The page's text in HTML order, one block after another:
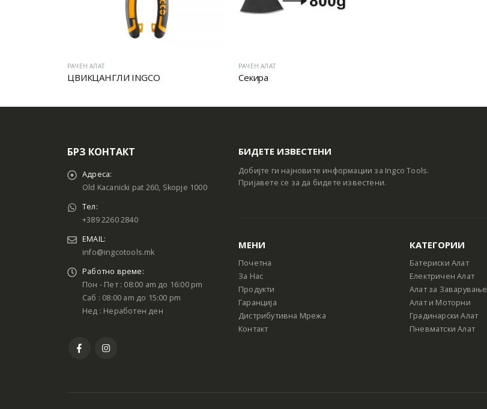
РАЧЕН АЛАТ
ЦВИКЦАНГЛИ INGCO
РАЧЕН АЛАТ
Секира
БРЗ КОНТАКТ
Адреса:
Old Kacanicki pat 260, Skopje 1000
Тел:
+389 2260 2840
EMAIL:
info@ingcotools.mk
Работно време:
Пон - Пет : 08:00 am до 16:00 pm
Саб : 08:00 am до 15:00 pm
Нед : Неработен ден
БИДЕТЕ ИЗВЕСТЕНИ
Добијте ги најновите информации за Ingco Tools.
Пријавете се за да бидете известени.
МЕНИ
Почетна
За Нас
Продукти
Гаранција
Дистрибутивна Мрежа
Контакт
КАТЕГОРИИ
Батериски Алат
Електричен Алат
Алат за Заварување
Алат и Моторни
Градинарски Алат
Пневматски Алат